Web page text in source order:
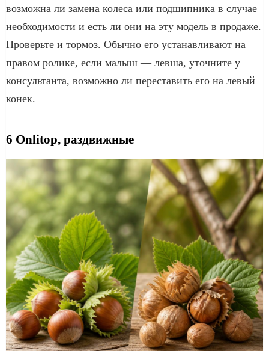
возможна ли замена колеса или подшипника в случае
необходимости и есть ли они на эту модель в продаже.
Проверьте и тормоз. Обычно его устанавливают на
правом ролике, если малыш — левша, уточните у
консультанта, возможно ли переставить его на левый
конек.
6 Onlitop, раздвижные